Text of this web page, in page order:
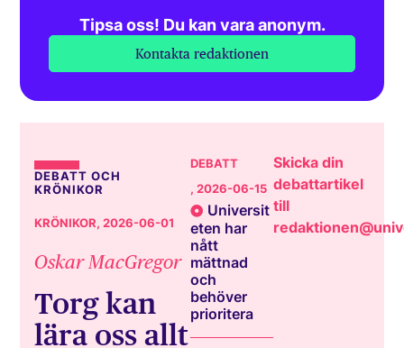
Tipsa oss! Du kan vara anonym.
Kontakta redaktionen
DEBATT OCH
KRÖNIKOR
KRÖNIKOR, 2026-06-01
Oskar MacGregor
Torg kan
lära oss allt
DEBATT
, 2026-06-15
Universit
eten har
nått
mättnad
och
behöver
prioritera
Skicka din
debattartikel
till